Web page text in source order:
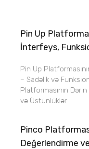
Pin Up
İnterfeys,
Pin Up
– Sadəlik və
Platformasının
və Üstünlüklər
Pinco
Değerlendirme